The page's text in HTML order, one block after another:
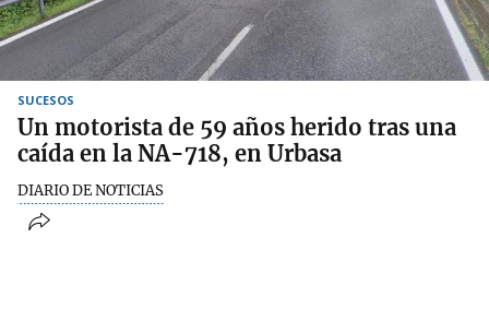
SUCESOS
Un motorista de 59 años herido tras una
caída en la NA-718, en Urbasa
DIARIO DE NOTICIAS